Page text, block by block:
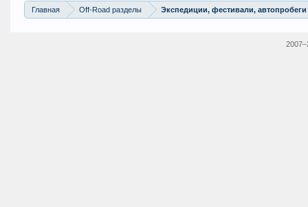
Главная Off-Road разделы Экспедиции, фестивали, автопробеги
2007–